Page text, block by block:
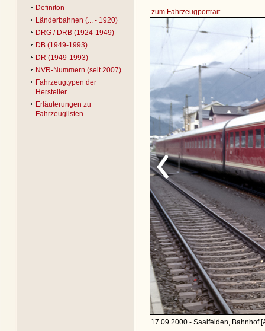
Definiton
Länderbahnen (... - 1920)
DRG / DRB (1924-1949)
DB (1949-1993)
DR (1949-1993)
NVR-Nummern (seit 2007)
Fahrzeugtypen der
Hersteller
Erläuterungen zu
Fahrzeuglisten
zum Fahrzeugportrait
17.09.2000 - Saalfelden, Bahnhof